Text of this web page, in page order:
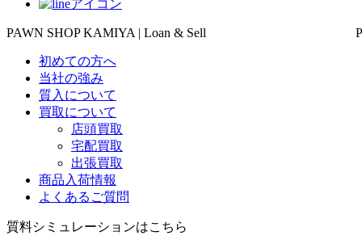
PAWN SHOP KAMIYA | Loan & Sell
初めての方へ
当社の強み
質入について
買取について
店頭買取
宅配買取
出張買取
商品入荷情報
よくあるご質問
質料シミュレーションはこちら